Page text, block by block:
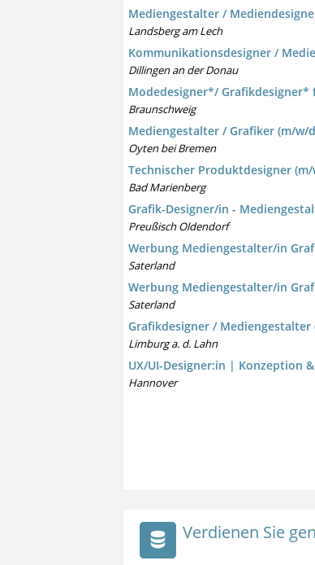
Mediengestalter /
Landsberg am Lech
Kommunikationsdesigner /
Dillingen an der Donau
Modedesigner*/ Grafikdesigner*
Braunschweig
Mediengestalter / Grafiker (m/w/
Oyten bei Bremen
Technischer Produktdesigner
Bad Marienberg
Grafik-Designer/in -
Preußisch Oldendorf
Werbung Mediengestalter/in
Saterland
Werbung Mediengestalter/in
Saterland
Grafikdesigner / Mediengestalter
Limburg a. d. Lahn
UX/UI-Designer:in | Konzeption
Hannover
Verdienen Sie